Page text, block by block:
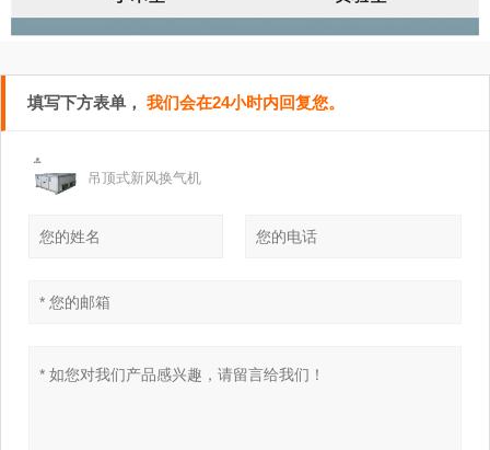
填写下方表单， 我们会在24小时内回复您。
吊顶式新风换气机